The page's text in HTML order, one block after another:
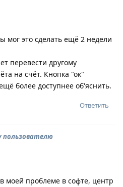
мог это сделать ещё 2 недели
перевести другому
на счёт. Кнопка "ок"
более доступнее об'яснить.
Ответить
пользователю
моей проблеме в софте, центр